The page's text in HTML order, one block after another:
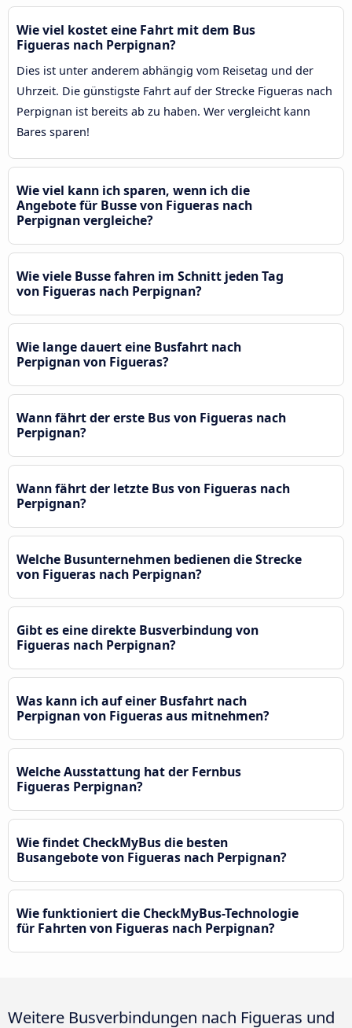
Wie viel kostet eine Fahrt mit dem Bus
Figueras nach Perpignan?
Dies ist unter anderem abhängig vom Reisetag und der
Uhrzeit. Die günstigste Fahrt auf der Strecke Figueras nach
Perpignan ist bereits ab zu haben. Wer vergleicht kann
Bares sparen!
Wie viel kann ich sparen, wenn ich die
Angebote für Busse von Figueras nach
Perpignan vergleiche?
Wie viele Busse fahren im Schnitt jeden Tag
von Figueras nach Perpignan?
Wie lange dauert eine Busfahrt nach
Perpignan von Figueras?
Wann fährt der erste Bus von Figueras nach
Perpignan?
Wann fährt der letzte Bus von Figueras nach
Perpignan?
Welche Busunternehmen bedienen die Strecke
von Figueras nach Perpignan?
Gibt es eine direkte Busverbindung von
Figueras nach Perpignan?
Was kann ich auf einer Busfahrt nach
Perpignan von Figueras aus mitnehmen?
Welche Ausstattung hat der Fernbus
Figueras Perpignan?
Wie findet CheckMyBus die besten
Busangebote von Figueras nach Perpignan?
Wie funktioniert die CheckMyBus-Technologie
für Fahrten von Figueras nach Perpignan?
Weitere Busverbindungen nach Figueras und